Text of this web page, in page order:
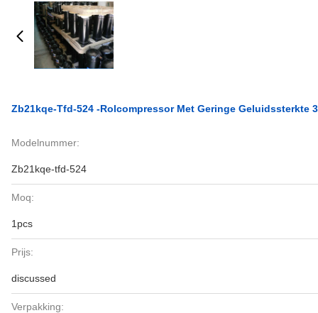
Zb21kqe-Tfd-524 -Rolcompressor Met Geringe Geluidssterkte
Modelnummer:
Zb21kqe-tfd-524
Moq:
1pcs
Prijs:
discussed
Verpakking: